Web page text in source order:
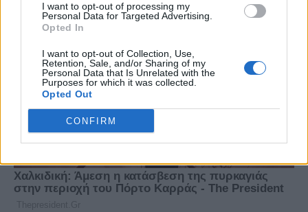
I want to opt-out of processing my
Personal Data for Targeted Advertising.
Opted In
I want to opt-out of Collection, Use,
Retention, Sale, and/or Sharing of my
Personal Data that Is Unrelated with the
Purposes for which it was collected.
Opted Out
CONFIRM